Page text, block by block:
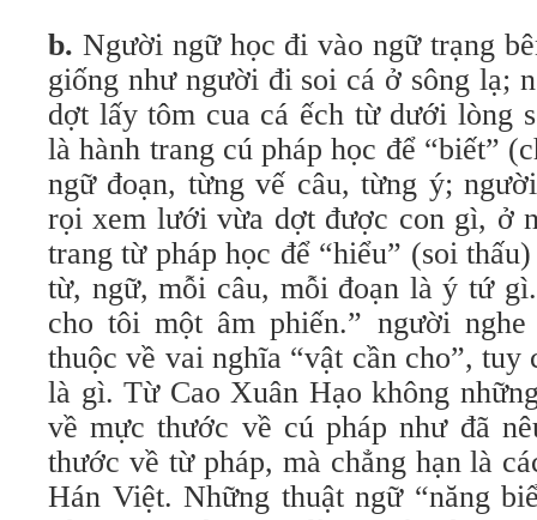
b. Người ngữ học đi vào ngữ trạng
giống như người đi soi cá ở sông lạ;
dợt lấy tôm cua cá ếch từ dưới lòng
là hành trang cú pháp học để “biết”
ngữ đoạn, từng vế câu, từng ý;
rọi xem lưới vừa dợt được con gì, ở
trang từ pháp học để “hiểu” (soi
từ, ngữ, mỗi câu, mỗi đoạn là ý tứ
cho tôi một âm phiến.” người nghe
thuộc về vai nghĩa “vật cần cho”, tuy
là gì. Từ Cao Xuân Hạo không
về mực thước về cú pháp như đã
thước về từ pháp, mà chẳng hạn là
Hán Việt. Những thuật ngữ “năng